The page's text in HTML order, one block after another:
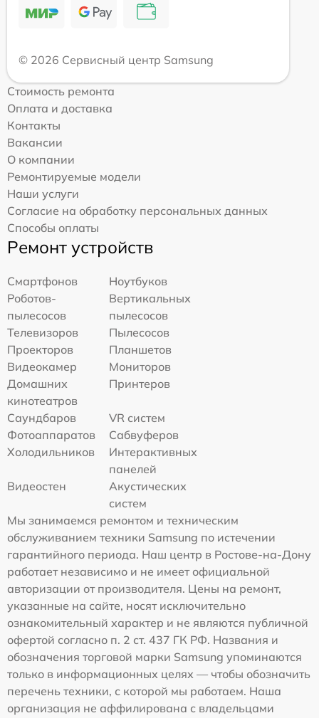
© 2026 Сервисный центр Samsung
Стоимость ремонта
Оплата и доставка
Контакты
Вакансии
О компании
Ремонтируемые модели
Наши услуги
Согласие на обработку персональных данных
Способы оплаты
Ремонт устройств
Смартфонов
Ноутбуков
Роботов-
пылесосов
Вертикальных
пылесосов
Телевизоров
Пылесосов
Проекторов
Планшетов
Видеокамер
Мониторов
Домашних
кинотеатров
Принтеров
Саундбаров
VR систем
Фотоаппаратов
Сабвуферов
Холодильников
Интерактивных
панелей
Видеостен
Акустических
систем
Мы занимаемся ремонтом и техническим
обслуживанием техники Samsung по истечении
гарантийного периода. Наш центр в Ростове-на-Дону
работает независимо и не имеет официальной
авторизации от производителя. Цены на ремонт,
указанные на сайте, носят исключительно
ознакомительный характер и не являются публичной
офертой согласно п. 2 ст. 437 ГК РФ. Названия и
обозначения торговой марки Samsung упоминаются
только в информационных целях — чтобы обозначить
перечень техники, с которой мы работаем. Наша
организация не аффилирована с владельцами